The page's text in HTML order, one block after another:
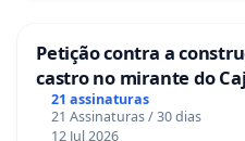
Petição contra a
castro no mirante do
21 assinaturas
21 Assinaturas / 30 dias
12 Jul 2026